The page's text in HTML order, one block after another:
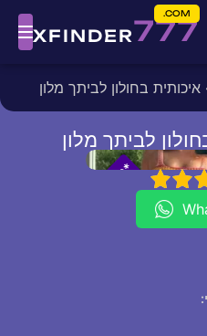
777
XFINDER
COM.
איכותית בחולון לביתך מלון
לביתך מלון
*
P
*